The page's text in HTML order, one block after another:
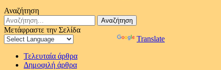
Αναζήτηση
Αναζήτηση
για:
Μετάφραστε την Σελίδα
Translate
Τελευταία άρθρα
Δημοφιλή άρθρα